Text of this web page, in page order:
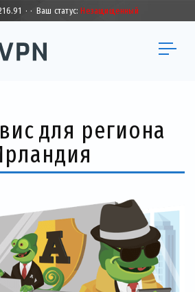
· · Ваш статус:Незащищенный
для региона